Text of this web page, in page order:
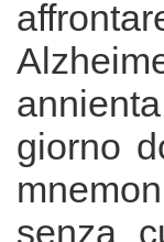
giorno
senza